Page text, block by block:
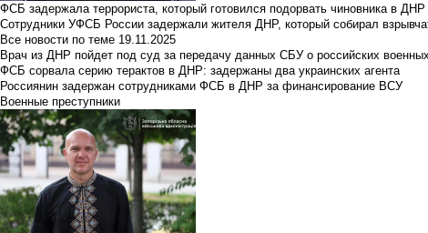
ФСБ задержала террориста, который готовился подорвать чиновника в ДНР
Сотрудники УФСБ России задержали жителя ДНР, который собирал
Все новости по теме 19.11.2025
Врач из ДНР пойдет под суд за передачу данных СБУ о российских военных
ФСБ сорвала серию терактов в ДНР: задержаны два украинских агента
Россиянин задержан сотрудниками ФСБ в ДНР за финансирование ВСУ
Военные преступники